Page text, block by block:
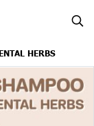
HERBS